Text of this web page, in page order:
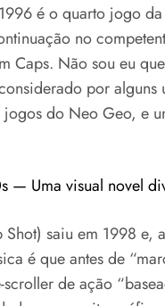
é o quarto jogo
no
Caps. Não sou eu
por
do Neo Geo, e
— Uma visual novel
saiu em 1998 e,
é que antes de
de ação